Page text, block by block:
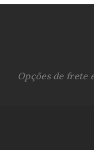
Opções de frete